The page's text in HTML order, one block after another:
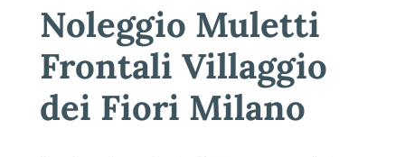
Noleggio Muletti
Frontali Villaggio
dei Fiori Milano